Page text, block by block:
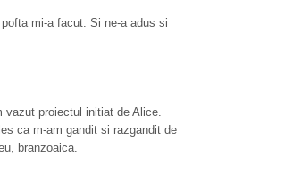
mi-a facut. Si ne-a adus si
vazut proiectul initiat de Alice.
ca m-am gandit si razgandit de
branzoaica.